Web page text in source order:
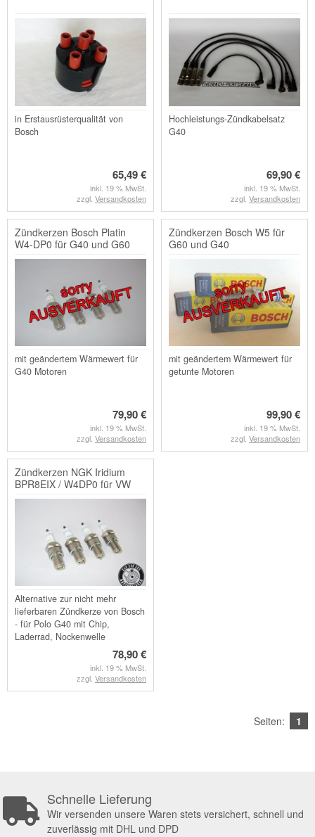
in Erstausrüsterqualität von
Bosch
65,49 €
inkl. 19 % MwSt.
zzgl. Versandkosten
Hochleistungs-Zündkabelsatz
G40
69,90 €
inkl. 19 % MwSt.
zzgl. Versandkosten
Zündkerzen Bosch Platin
W4-DP0 für G40 und G60
mit geändertem Wärmewert für
G40 Motoren
79,90 €
inkl. 19 % MwSt.
zzgl. Versandkosten
Zündkerzen Bosch W5 für
G60 und G40
mit geändertem Wärmewert für
getunte Motoren
99,90 €
inkl. 19 % MwSt.
zzgl. Versandkosten
Zündkerzen NGK Iridium
BPR8EIX / W4DP0 für VW
G40
Alternative zur nicht mehr
lieferbaren Zündkerze von Bosch
- für Polo G40 mit Chip,
Laderrad, Nockenwelle
78,90 €
inkl. 19 % MwSt.
zzgl. Versandkosten
Seiten: 1
Schnelle Lieferung
Wir versenden unsere Waren stets versichert, schnell und
zuverlässig mit DHL und DPD